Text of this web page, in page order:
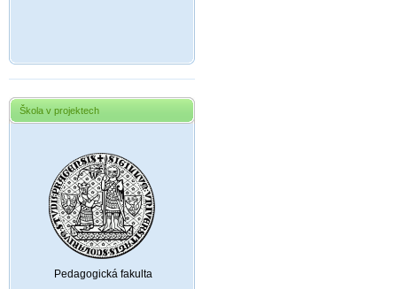
Škola v projektech
Pedagogická fakulta